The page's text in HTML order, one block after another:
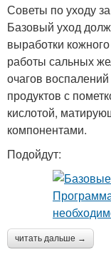
Советы по уходу
Базовый уход
выработки
работы сальных
очагов
продуктов с
кислотой,
компонентами.
Подойдут:
читать дальше →